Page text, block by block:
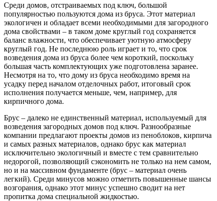
Среди домов, отстраиваемых под ключ, большой
популярностью пользуются дома из бруса. Этот материал
экологичен и обладает всеми необходимыми для загородного
дома свойствами – в таком доме круглый год сохраняется
баланс влажности, что обеспечивает уютную атмосферу
круглый год. Не последнюю роль играет и то, что срок
возведения дома из бруса более чем короткий, поскольку
большая часть комплектующих уже подготовлена заранее.
Несмотря на то, что дому из бруса необходимо время на
усадку перед началом отделочных работ, итоговый срок
исполнения получается меньше, чем, например, для
кирпичного дома.
Брус – далеко не единственный материал, используемый для
возведения загородных домов под ключ. Разнообразные
компании предлагают проекты домов из пеноблоков, кирпича
и самых разных материалов, однако брус как материал
исключительно экологичный и вместе с тем сравнительно
недорогой, позволяющий сэкономить не только на нем самом,
но и на массивном фундаменте (брус – материал очень
легкий). Среди минусов можно отметить повышенные шансы
возгорания, однако этот минус успешно сводит на нет
пропитка дома специальной жидкостью.